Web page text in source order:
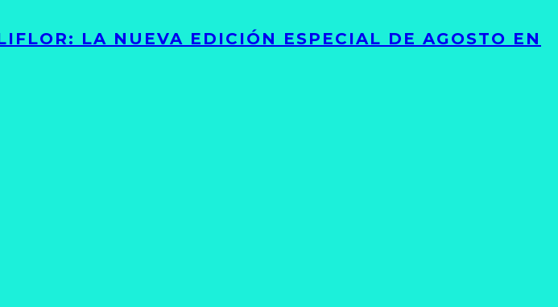
LA NUEVA EDICIÓN ESPECIAL DE AGOSTO EN